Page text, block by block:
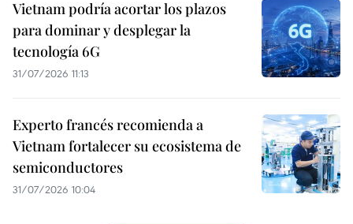
Vietnam podría acortar los plazos
para dominar y desplegar la
tecnología 6G
31/07/2026 11:13
Experto francés recomienda a
Vietnam fortalecer su ecosistema de
semiconductores
31/07/2026 10:04